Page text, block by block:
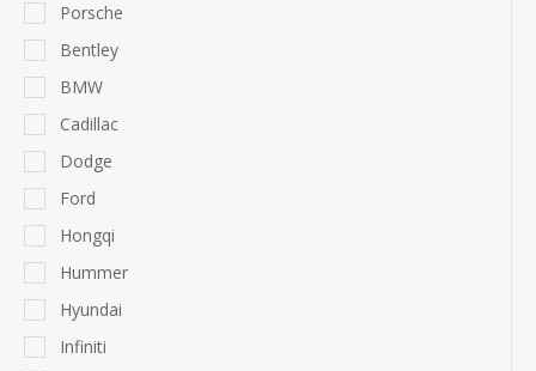
Porsche
Bentley
BMW
Cadillac
Dodge
Ford
Hongqi
Hummer
Hyundai
Infiniti